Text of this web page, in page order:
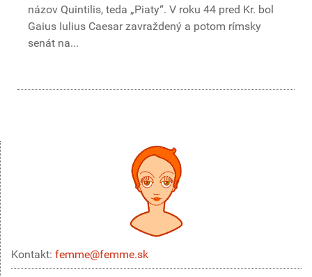
názov Quintilis, teda „Piaty“. V roku 44 pred Kr. bol
Gaius Iulius Caesar zavraždený a potom rímsky
senát na...
Kontakt: femme@femme.sk